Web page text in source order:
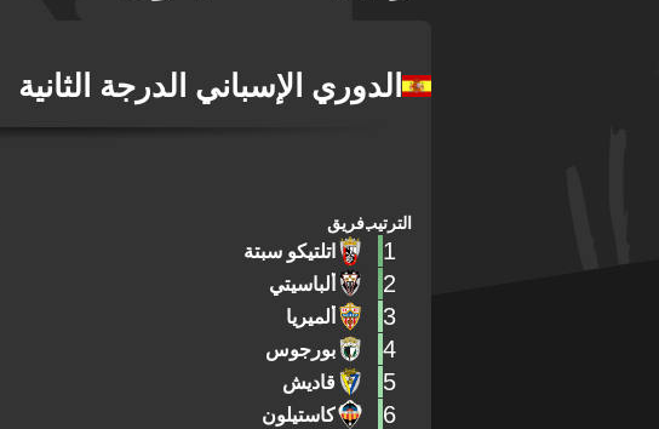
الدوري الإسباني الدرجة الثانية
الترتيبفريق
1 اتلتيكو سبتة
2 ألباسيتي
3 ألميريا
4 بورجوس
5 قاديش
6 كاستيلون